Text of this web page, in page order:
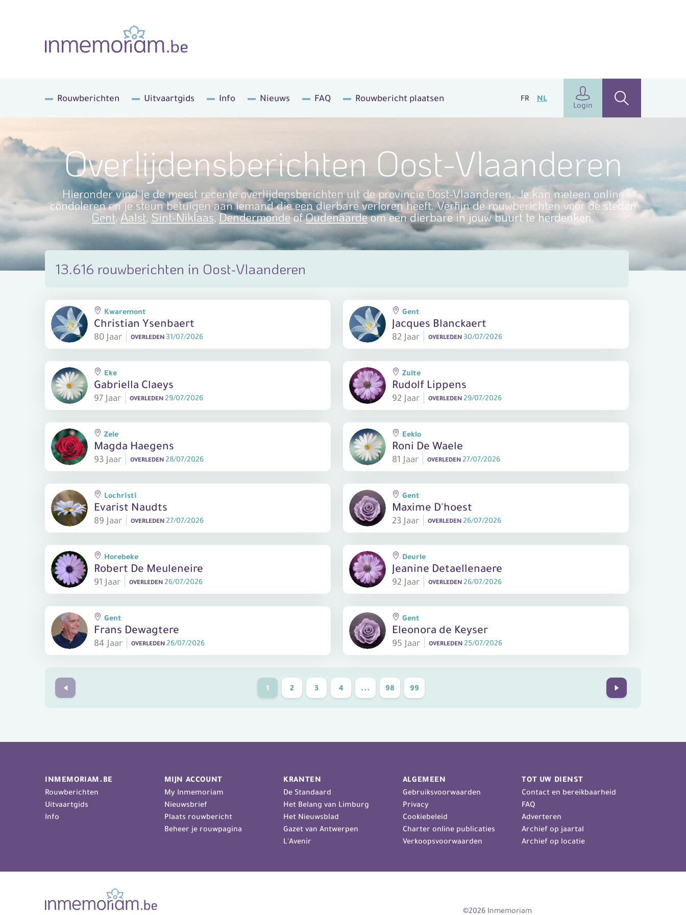
Rouwberichten Uitvaartgids Info Nieuws FAQ Rouwbericht plaatsen FR
NL
Login
Overlijdensberichten Oost-Vlaanderen
Hieronder vind je de meest recente overlijdensberichten uit de provincie Oost-Vlaanderen. Je kan meteen online
condoleren en je steun betuigen aan iemand die een dierbare verloren heeft. Verfijn de rouwberichten voor de steden
Gent, Aalst, Sint-Niklaas,DendermondeofOudenaardeom een dierbare in jouw buurt te herdenken.
13.616 rouwberichten in Oost-Vlaanderen
Christian Ysenbaert
80 Jaar
Kwaremont
OVERLEDEN 31/07/2026
Jacques Blanckaert
82 Jaar
Gent
OVERLEDEN 30/07/2026
Gabriella Claeys
97 Jaar
Eke
OVERLEDEN 29/07/2026
Rudolf Lippens
92 Jaar
Zulte
OVERLEDEN 29/07/2026
Magda Haegens
93 Jaar
Zele
OVERLEDEN 28/07/2026
Roni De Waele
81 Jaar
Eeklo
OVERLEDEN 27/07/2026
Evarist Naudts
89 Jaar
Lochristi
OVERLEDEN 27/07/2026
Maxime D'hoest
23 Jaar
Gent
OVERLEDEN 26/07/2026
Robert De Meuleneire
91 Jaar
Horebeke
OVERLEDEN 26/07/2026
Jeanine Detaellenaere
92 Jaar
Deurle
OVERLEDEN 26/07/2026
Frans Dewagtere
84 Jaar
Gent
OVERLEDEN 26/07/2026
Eleonora de Keyser
95 Jaar
Gent
OVERLEDEN 25/07/2026
Prev 1 2 3 4 ... 98 99 Next
INMEMORIAM.BE
Rouwberichten
Uitvaartgids
Info
MIJN ACCOUNT
My Inmemoriam
Nieuwsbrief
Plaats rouwbericht
Beheer je rouwpagina
KRANTEN
De Standaard
Het Belang van Limburg
Het Nieuwsblad
Gazet van Antwerpen
L'Avenir
ALGEMEEN
Gebruiksvoorwaarden
Privacy
Cookiebeleid
Charter online publicaties
Verkoopsvoorwaarden
TOT UW DIENST
Contact en bereikbaarheid
FAQ
Adverteren
Archief op jaartal
Archief op locatie
©2026 Inmemoriam